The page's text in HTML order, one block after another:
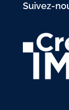
Suivez-